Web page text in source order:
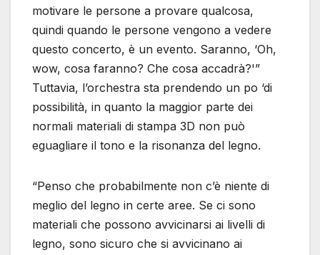
motivare le persone a provare qualcosa,
quindi quando le persone vengono a vedere
questo concerto, è un evento. Saranno, ‘Oh,
wow, cosa faranno? Che cosa accadrà?'”
Tuttavia, l’orchestra sta prendendo un po ‘di
possibilità, in quanto la maggior parte dei
normali materiali di stampa 3D non può
eguagliare il tono e la risonanza del legno.
“Penso che probabilmente non c’è niente di
meglio del legno in certe aree. Se ci sono
materiali che possono avvicinarsi ai livelli di
legno, sono sicuro che si avvicinano ai